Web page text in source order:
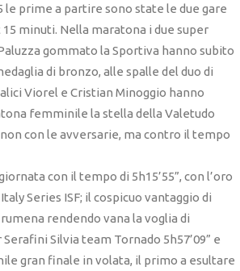
le prime a partire sono state le due gare
minuti. Nella maratona i due super
gommato la Sportiva hanno subito
di bronzo, alle spalle del duo di
Viorel e Cristian Minoggio hanno
femminile la stella della Valetudo
con le avversarie, ma contro il tempo
con il tempo di 5h15’55”, con l’oro
Series ISF; il cospicuo vantaggio di
rendendo vana la voglia di
Silvia team Tornado 5h57’09” e
gran finale in volata, il primo a esultare